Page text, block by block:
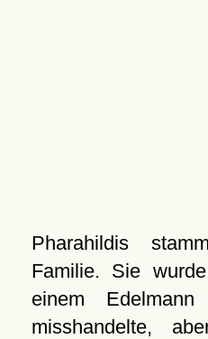
Pharahildis
Familie. Sie
einem
misshandelte,